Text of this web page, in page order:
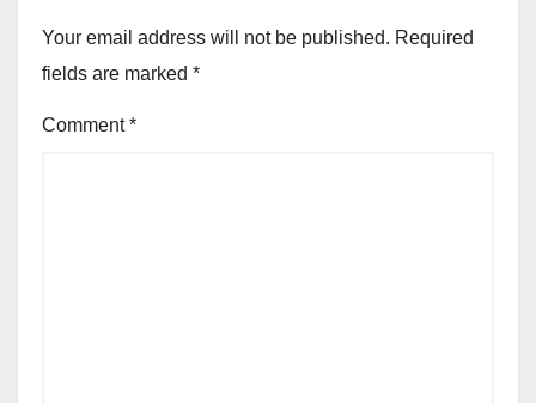
Your email address will not be published. Required
fields are marked *
Comment*